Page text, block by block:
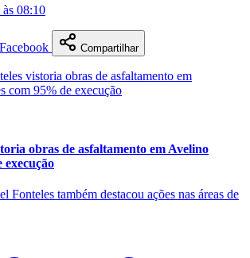
08:10
Facebook Compartilhar
obras de asfaltamento em Avelino
execução
Fonteles também destacou ações nas áreas de